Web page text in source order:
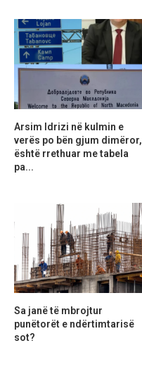
Arsim Idrizi në kulmin e
verës po bën gjum dimëror,
është rrethuar me tabela
pa...
Sa janë të mbrojtur
punëtorët e ndërtimtarisë
sot?